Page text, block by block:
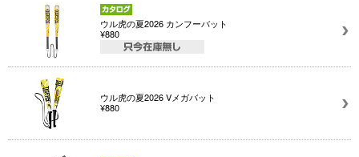
ウル虎の夏2026 カンフーバット
¥880
ウル虎の夏2026 Vメガバット
¥880